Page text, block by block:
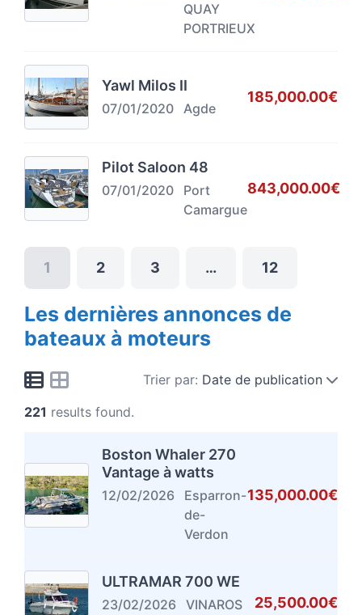
QUAY
PORTRIEUX
Yawl Milos II
07/01/2020 Agde
185,000.00€
Pilot Saloon 48
07/01/2020
Port
Camargue
843,000.00€
1 2 3 … 12
Les dernières annonces de
bateaux à moteurs
Trier par: Date de publication
221 results found.
Boston Whaler 270
Vantage à watts
12/02/2026
Esparron-
de-
Verdon
135,000.00€
ULTRAMAR 700 WE
23/02/2026 VINAROS 25,500.00€